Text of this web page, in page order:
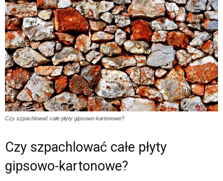
Czy szpachlować całe płyty gipsowo-kartonowe?
Czy szpachlować całe płyty
gipsowo-kartonowe?